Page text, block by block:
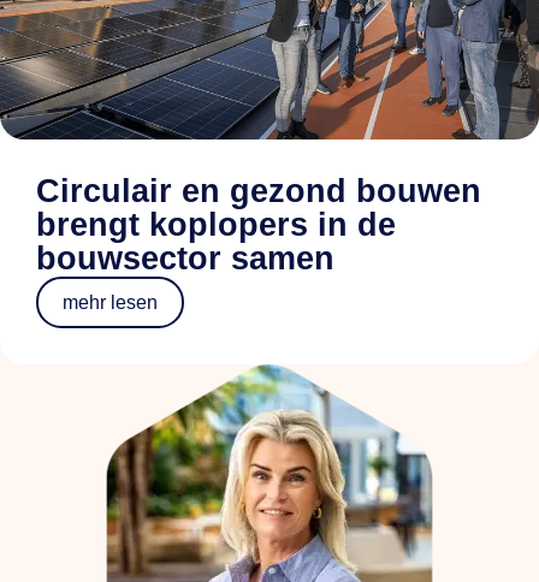
Circulair en gezond bouwen
brengt koplopers in de
bouwsector samen
mehr lesen